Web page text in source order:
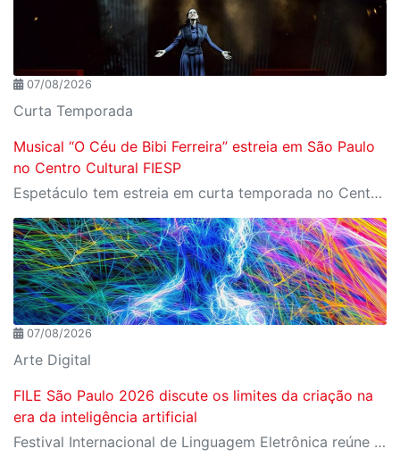
07/08/2026
Curta Temporada
Musical “O Céu de Bibi Ferreira” estreia em São Paulo
no Centro Cultural FIESP
Espetáculo tem estreia em curta temporada no Centro Cultural FIESP, no dia 20 de agosto, às 20h.
07/08/2026
Arte Digital
FILE São Paulo 2026 discute os limites da criação na
era da inteligência artificial
Festival Internacional de Linguagem Eletrônica reúne cerca de 150 obras de artistas de diversos países e convida o público a refletir sobre as novas relações entre arte, tecnologia e inteligência artificial